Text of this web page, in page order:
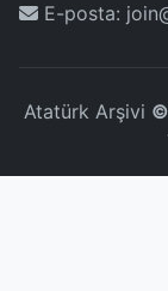
E-posta:
Atatürk Arşivi ©